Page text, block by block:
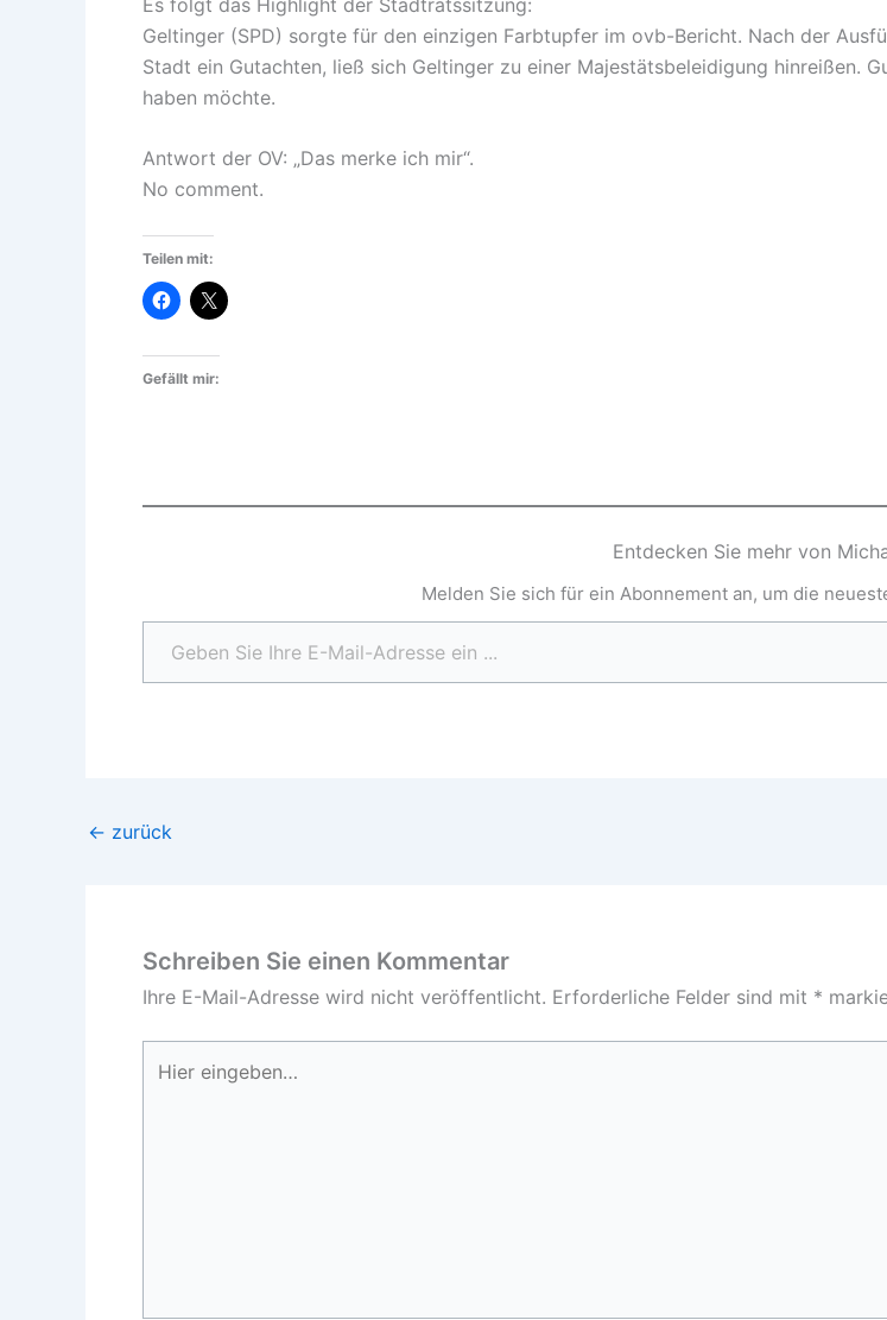
Geltinger (SPD) sorgte für den einzigen Farbtupfer im ovb-Bericht. Nach der
Stadt ein Gutachten, ließ sich Geltinger zu einer Majestätsbeleidigung hinreißen.
haben möchte.
Antwort der OV: „Das merke ich mir“.
No comment.
Teilen mit:
Gefällt mir:
Entdecken Sie mehr von
Melden Sie sich für ein Abonnement an, um die
Geben Sie Ihre E-Mail-Adresse ein ...
← zurück
Schreiben Sie einen Kommentar
Ihre E-Mail-Adresse wird nicht veröffentlicht. Erforderliche Felder sind mit *
eingeben…